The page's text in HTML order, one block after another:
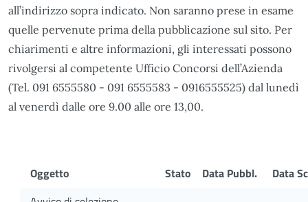
all’indirizzo sopra indicato. Non saranno prese in esame
quelle pervenute prima della pubblicazione sul sito. Per
chiarimenti e altre informazioni, gli interessati possono
rivolgersi al competente Ufficio Concorsi dell’Azienda
(Tel. 091 6555580 - 091 6555583 - 0916555525) dal lunedì
al venerdì dalle ore 9.00 alle ore 13,00.
Oggetto Stato Data Pubbl.
Data